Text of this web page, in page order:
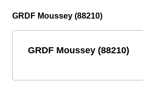
GRDF Moussey (88210)
GRDF Moussey (88210)